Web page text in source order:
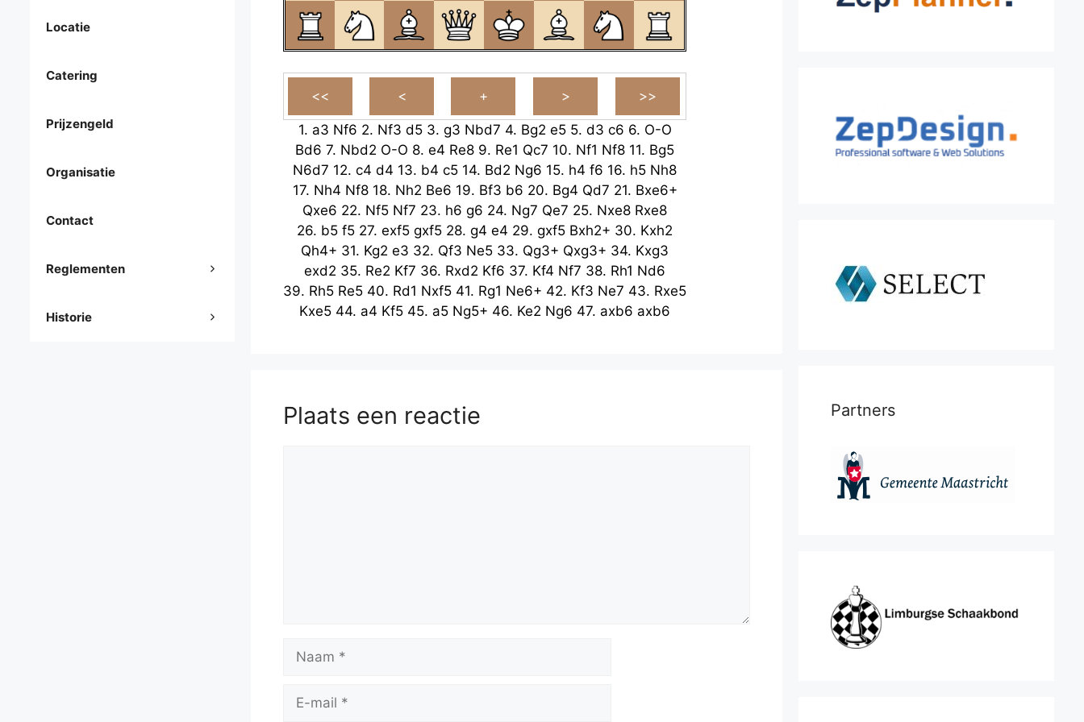
1. a3 Nf6 2. Nf3 d5 3. g3 Nbd7 4. Bg2 e5 5. d3 c6 6. O-O
Bd6 7. Nbd2 O-O 8. e4 Re8 9. Re1 Qc7 10. Nf1 Nf8 11. Bg5
N6d7 12. c4 d4 13. b4 c5 14. Bd2 Ng6 15. h4 f6 16. h5 Nh8
17. Nh4 Nf8 18. Nh2 Be6 19. Bf3 b6 20. Bg4 Qd7 21. Bxe6+
Qxe6 22. Nf5 Nf7 23. h6 g6 24. Ng7 Qe7 25. Nxe8 Rxe8
26. b5 f5 27. exf5 gxf5 28. g4 e4 29. gxf5 Bxh2+ 30. Kxh2
Qh4+ 31. Kg2 e3 32. Qf3 Ne5 33. Qg3+ Qxg3+ 34. Kxg3
exd2 35. Re2 Kf7 36. Rxd2 Kf6 37. Kf4 Nf7 38. Rh1 Nd6
39. Rh5 Re5 40. Rd1 Nxf5 41. Rg1 Ne6+ 42. Kf3 Ne7 43. Rxe5
Kxe5 44. a4 Kf5 45. a5 Ng5+ 46. Ke2 Ng6 47. axb6 axb6
Plaats een reactie
mail
Locatie
Catering
Prijzengeld
Organisatie
Contact
Reglementen
Historie
Partners